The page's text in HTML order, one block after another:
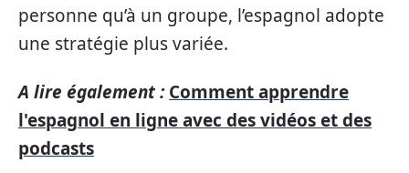
personne qu’à un groupe, l’espagnol adopte
une stratégie plus variée.
A lire également : Comment apprendre
l'espagnol en ligne avec des vidéos et des
podcasts